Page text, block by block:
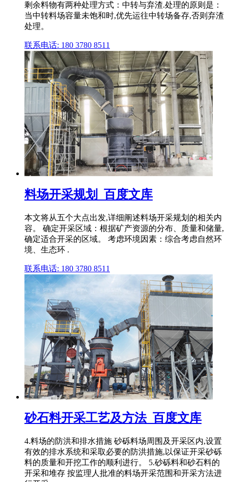
剩余料物有两种处理方式：中转与弃渣.处理的原则是：
当中转料场容量未饱和时,优先运往中转场备存,否则弃渣
处理。
联系电话: 180 3780 8511
料场开采规划_百度文库
本文将从五个大点出发,详细阐述料场开采规划的相关内
容。 确定开采区域：根据矿产资源的分布、质量和储量,
确定适合开采的区域。 考虑环境因素：综合考虑自然环
境、生态环 .
联系电话: 180 3780 8511
砂石料开采工艺及方法_百度文库
4.料场的防洪和排水措施 砂砾料场周围及开采区内,设置
有效的排水系统和采取必要的防洪措施,以保证开采砂砾
料的质量和开挖工作的顺利进行。 5.砂砾料和砂石料的
开采和堆存 按监理人批准的料场开采范围和开采方法进